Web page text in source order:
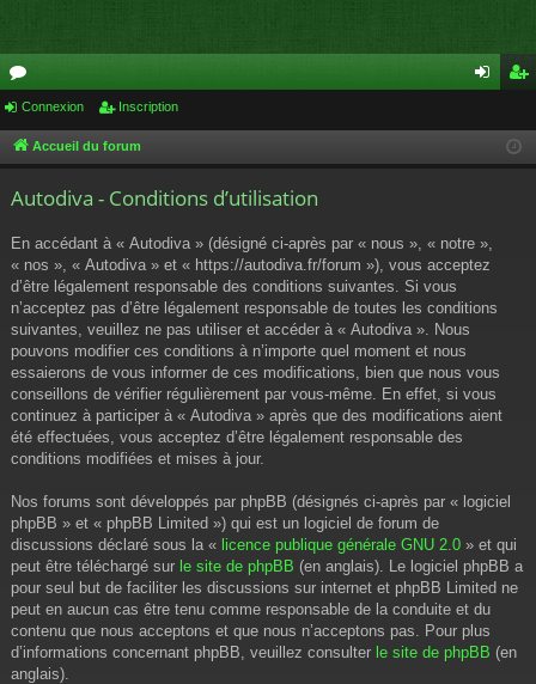
or
u cri
Connexion Inscription
Accueil du forum
Autodiva - Conditions d’utilisation
En accédant à « Autodiva » (désigné ci-après par « nous », « notre »,
« nos », « Autodiva » et « https://autodiva.fr/forum »), vous acceptez
d’être légalement responsable des conditions suivantes. Si vous
n’acceptez pas d’être légalement responsable de toutes les conditions
suivantes, veuillez ne pas utiliser et accéder à « Autodiva ». Nous
pouvons modifier ces conditions à n’importe quel moment et nous
essaierons de vous informer de ces modifications, bien que nous vous
conseillons de vérifier régulièrement par vous-même. En effet, si vous
continuez à participer à « Autodiva » après que des modifications aient
été effectuées, vous acceptez d’être légalement responsable des
conditions modifiées et mises à jour.
Nos forums sont développés par phpBB (désignés ci-après par « logiciel
phpBB » et « phpBB Limited ») qui est un logiciel de forum de
discussions déclaré sous la « licence publique générale GNU 2.0 » et qui
peut être téléchargé sur le site de phpBB (en anglais). Le logiciel phpBB a
pour seul but de faciliter les discussions sur internet et phpBB Limited ne
peut en aucun cas être tenu comme responsable de la conduite et du
contenu que nous acceptons et que nous n’acceptons pas. Pour plus
d’informations concernant phpBB, veuillez consulter le site de phpBB (en
anglais).